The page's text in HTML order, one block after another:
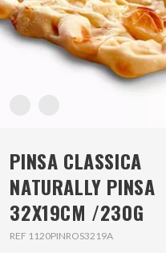
PINSA CLASSICA
NATURALLY PINSA
32X19CM /230G
REF 1120PINROS3219A